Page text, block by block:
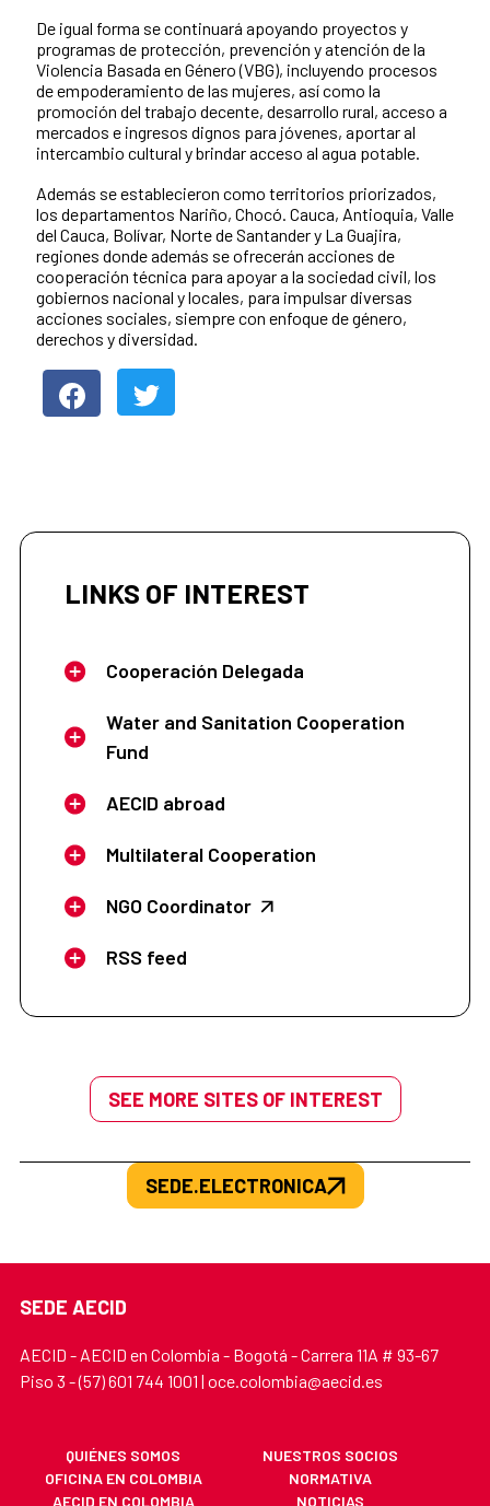
De igual forma se continuará apoyando proyectos y
programas de protección, prevención y atención de la
Violencia Basada en Género (VBG), incluyendo procesos
de empoderamiento de las mujeres, así como la
promoción del trabajo decente, desarrollo rural, acceso a
mercados e ingresos dignos para jóvenes, aportar al
intercambio cultural y brindar acceso al agua potable.
Además se establecieron como territorios priorizados,
los departamentos Nariño, Chocó. Cauca, Antioquia, Valle
del Cauca, Bolívar, Norte de Santander y La Guajira,
regiones donde además se ofrecerán acciones de
cooperación técnica para apoyar a la sociedad civil, los
gobiernos nacional y locales, para impulsar diversas
acciones sociales, siempre con enfoque de género,
derechos y diversidad.
LINKS OF INTEREST
Cooperación Delegada
Water and Sanitation Cooperation
Fund
AECID abroad
Multilateral Cooperation
NGO Coordinator
RSS feed
SEE MORE SITES OF INTEREST
SEDE.ELECTRONICA
SEDE AECID
AECID - AECID en Colombia - Bogotá - Carrera 11A # 93-67
Piso 3 - (57) 601 744 1001 | oce.colombia@aecid.es
QUIÉNES SOMOS
NUESTROS SOCIOS
OFICINA EN COLOMBIA
NORMATIVA
AECID EN COLOMBIA
NOTICIAS